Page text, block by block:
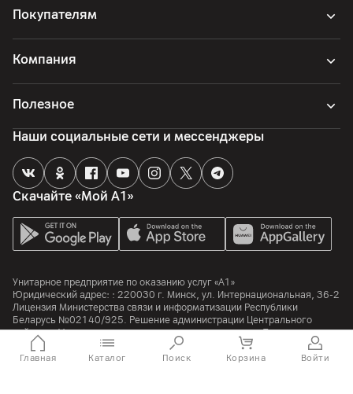
Покупателям
Компания
Полезное
Скачайте «Мой А1»
Наши социальные сети и мессенджеры
Унитарное предприятие по оказанию услуг «А1»
Юридический адрес: : 220030 г. Минск, ул. Интернациональная, 36-2
Лицензия Министерства связи и информатизации Республики
Беларусь №02140/925. Решение администрации Центрального
района г. Минска о регистрации интернет-магазина в Торговом
реестре Республики Беларусь №168 от 27.02.2014.
Связаться с сотрудниками компании, уполномоченными
Главная Каталог Поиск Корзина Войти